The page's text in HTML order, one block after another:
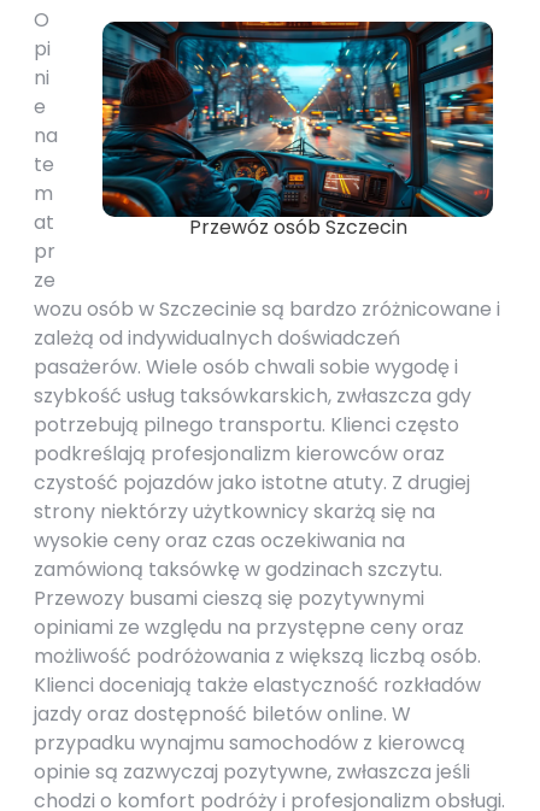
Przewóz osób Szczecin
O
pi
ni
e
na
te
m
at
pr
ze
wozu osób w Szczecinie są bardzo zróżnicowane i
zależą od indywidualnych doświadczeń
pasażerów. Wiele osób chwali sobie wygodę i
szybkość usług taksówkarskich, zwłaszcza gdy
potrzebują pilnego transportu. Klienci często
podkreślają profesjonalizm kierowców oraz
czystość pojazdów jako istotne atuty. Z drugiej
strony niektórzy użytkownicy skarżą się na
wysokie ceny oraz czas oczekiwania na
zamówioną taksówkę w godzinach szczytu.
Przewozy busami cieszą się pozytywnymi
opiniami ze względu na przystępne ceny oraz
możliwość podróżowania z większą liczbą osób.
Klienci doceniają także elastyczność rozkładów
jazdy oraz dostępność biletów online. W
przypadku wynajmu samochodów z kierowcą
opinie są zazwyczaj pozytywne, zwłaszcza jeśli
chodzi o komfort podróży i profesjonalizm obsługi.